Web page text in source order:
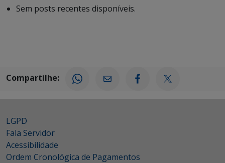
Sem posts recentes disponíveis.
Compartilhe:
LGPD
Fala Servidor
Acessibilidade
Ordem Cronológica de Pagamentos